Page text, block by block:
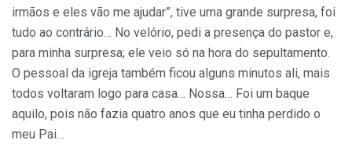
irmãos e eles vão me ajudar”, tive uma grande surpresa, foi
tudo ao contrário… No velório, pedi a presença do pastor e,
para minha surpresa; ele veio só na hora do sepultamento.
O pessoal da igreja também ficou alguns minutos ali, mais
todos voltaram logo para casa… Nossa… Foi um baque
aquilo, pois não fazia quatro anos que eu tinha perdido o
meu Pai…